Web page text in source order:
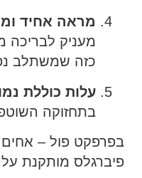
מראה אחיד
מעניק לבריכה
כזה שמשתלב
עלות כוללת
בתחזוקה
בפרפקט פול –
פיברגלס מותקנת על